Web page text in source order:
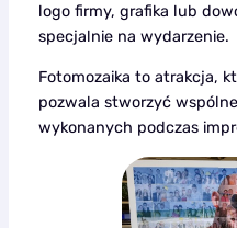
logo firmy, grafika lub
specjalnie na wydarzenie.
Fotomozaika to atrakcja,
pozwala stworzyć
wykonanych podczas